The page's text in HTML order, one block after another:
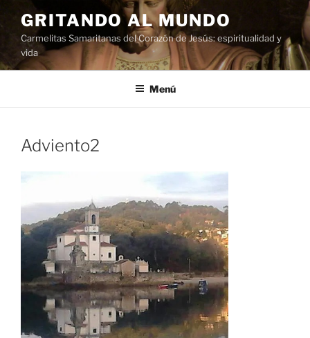
al
contenido
GRITANDO AL MUNDO
Carmelitas Samaritanas del Corazón de Jesús: espiritualidad y
vida
Menú
Adviento2